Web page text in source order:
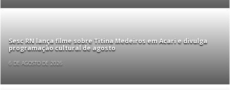
Sesc RN lança filme sobre Titina Medeiros em Acari e divulga
programação cultural de agosto
6 DE AGOSTO DE 2026